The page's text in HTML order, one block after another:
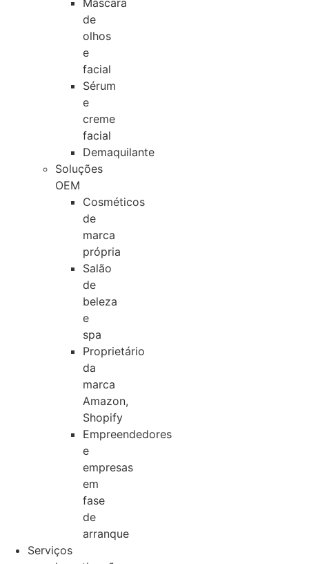
Máscara
de
olhos
e
facial
Sérum
e
creme
facial
Demaquilante
Soluções
OEM
Cosméticos
de
marca
própria
Salão
de
beleza
e
spa
Proprietário
da
marca
Amazon,
Shopify
Empreendedores
e
empresas
em
fase
de
arranque
Serviços